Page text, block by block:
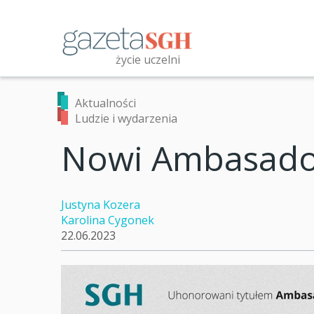
życie uczelni
Przeszukaj witrynę
Aktualności
Ludzie i wydarzenia
Nowi
Justyna Kozera
Karolina Cygonek
22.06.2023